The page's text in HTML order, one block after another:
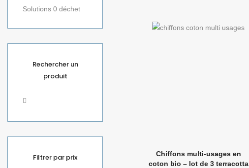
Chiffons multi-usages en
coton bio – lot de 3 terracotta
Solutions 0 déchet
Rechercher un
produit
Filtrer par prix